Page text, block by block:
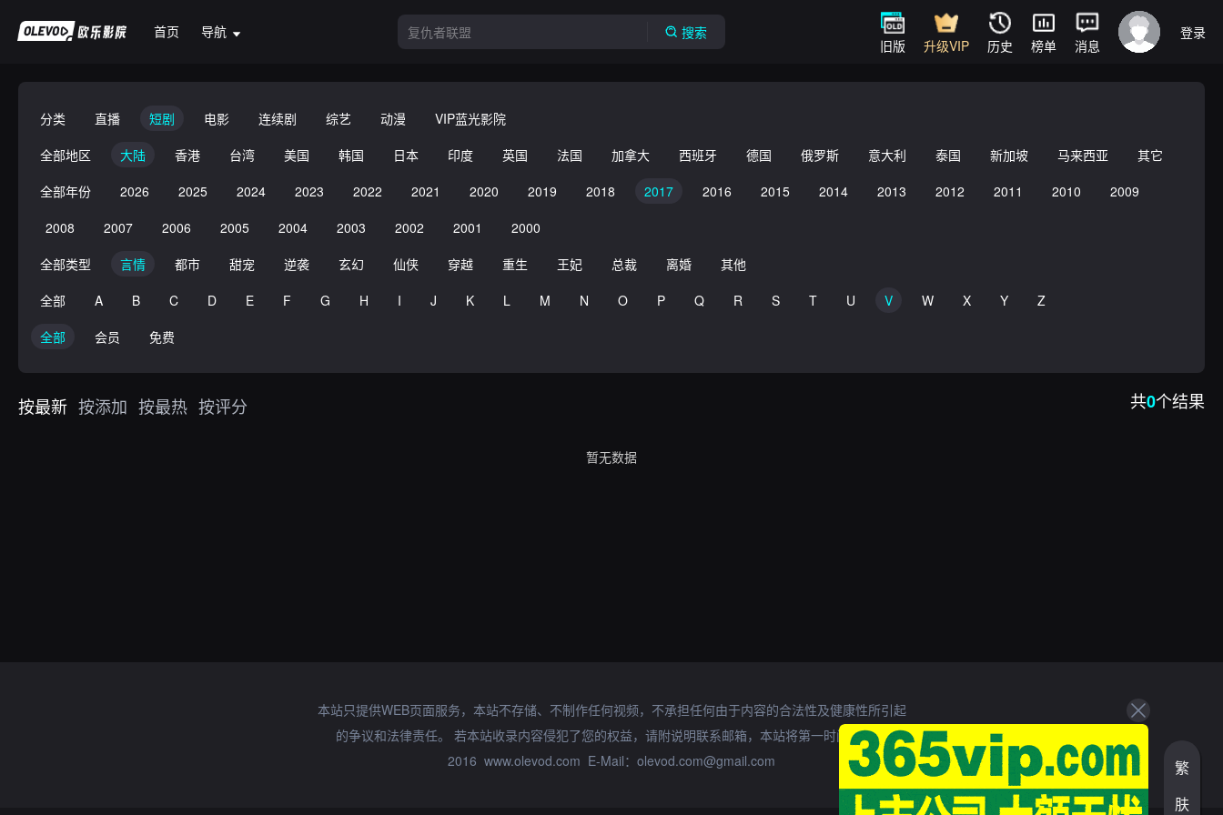
首页 导航 搜索
旧版 升级VIP 历史 榜单 消息
登录
分类 直播 短剧 电影 连续剧 综艺 动漫
VIP蓝光影院
全部地区
大陆 香港 台湾 美国 韩国 日本 印度 英国 法国 加拿大 西班牙 德国 俄罗斯 意大利 泰国 新加坡 马来西亚
其它
全部年份
2026 2025 2024 2023 2022 2021 2020 2019 2018 2017 2016 2015 2014 2013 2012 2011 2010
2009
2008
2007 2006 2005 2004 2003 2002 2001
2000
全部类型
言情 都市 甜宠 逆袭 玄幻 仙侠 穿越 重生 王妃 总裁 离婚
其他
全部
A B C D E F G H I J K L M N O P Q R S T U V W X Y
Z
全部
会员 免费
按最新 按添加 按最热 按评分 共0个结果
暂无数据
本站只提供WEB页面服务，本站不存储、不制作任何视频，不承担任何由于内容的合法性及健康性所引起
的争议和法律责任。 若本站收录内容侵犯了您的权益，请附说明联系邮箱，本站将第一时间处理。
2016 www.olevod.com E-Mail：olevod.com@gmail.com
繁
肤